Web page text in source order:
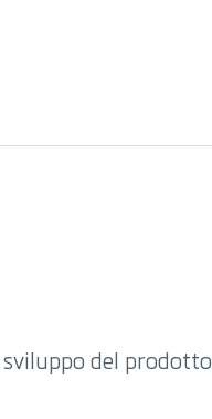
del prodotto